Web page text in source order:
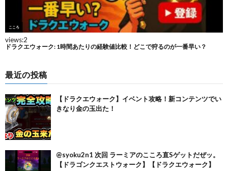
最近の投稿
【ドラクエウォーク】イベント攻略！新コンテンツでい
きなり金の玉出た！
@syoku2n1 次回 ラーミアのこころ直Sゲットだぜッ。
【ドラゴンクエストウォーク】【ドラクエウォーク】